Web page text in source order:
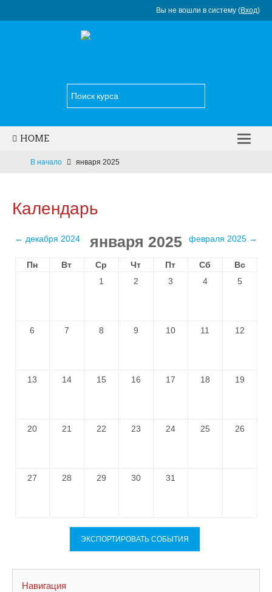
Вы не вошли в систему (Вход)
HOME
НОВОСТИ
УСЛУГИ
КОНТАКТЫ
РУССКИЙ ‎(RU)‎
В начало января 2025
Календарь
← декабря 2024 января 2025 февраля 2025 →
Пн Вт Ср Чт Пт Сб
Вс
1
2 3 4 5
6 7 8 9 10 11 12
13 14 15 16 17 18 19
20 21 22 23 24 25 26
27 28 29 30 31
Навигация